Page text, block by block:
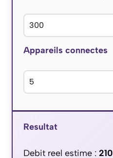
Appareils connectes
Resultat
Debit reel estime : 210